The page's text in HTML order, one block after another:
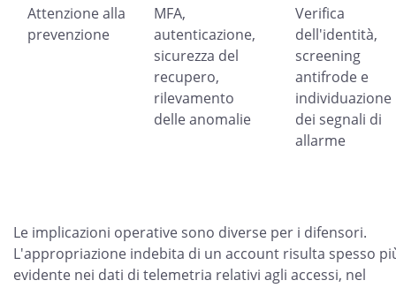
Attenzione alla
prevenzione
MFA,
autenticazione,
sicurezza del
recupero,
rilevamento
delle anomalie
Verifica
dell'identità,
screening
antifrode e
individuazione
dei segnali di
allarme
Le implicazioni operative sono diverse per i difensori.
L'appropriazione indebita di un account risulta spesso
evidente nei dati di telemetria relativi agli accessi, nel